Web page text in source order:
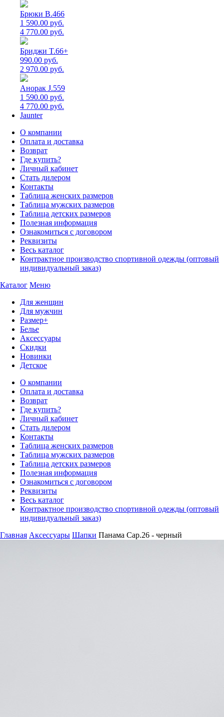
Брюки B.466
1 590.00 руб.
4 770.00 руб.
Бриджи T.66+
990.00 руб.
2 970.00 руб.
Анорак J.559
1 590.00 руб.
4 770.00 руб.
Jaunter
О компании
Оплата и доставка
Возврат
Где купить?
Личный кабинет
Стать дилером
Контакты
Таблица женских размеров
Таблица мужских размеров
Таблица детских размеров
Полезная информация
Ознакомиться с договором
Реквизиты
Весь каталог
Контрактное производство спортивной одежды (оптовый
индивидуальный заказ)
Каталог Меню
Для женщин
Для мужчин
Размер+
Белье
Аксессуары
Скидки
Новинки
Детское
О компании
Оплата и доставка
Возврат
Где купить?
Личный кабинет
Стать дилером
Контакты
Таблица женских размеров
Таблица мужских размеров
Таблица детских размеров
Полезная информация
Ознакомиться с договором
Реквизиты
Весь каталог
Контрактное производство спортивной одежды (оптовый
индивидуальный заказ)
Главная Аксессуары Шапки Панама Cap.26 - черный